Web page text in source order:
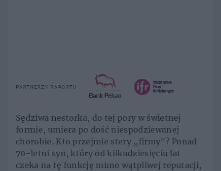
Sędziwa nestorka, do tej pory w świetnej
formie, umiera po dość niespodziewanej
chorobie. Kto przejmie stery „firmy”? Ponad
70-letni syn, który od kilkudziesięciu lat
czeka na tę funkcję mimo wątpliwej reputacji,